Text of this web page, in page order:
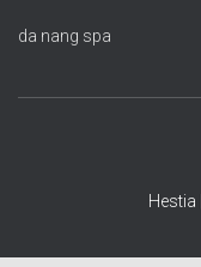
da nang spa
Hestia